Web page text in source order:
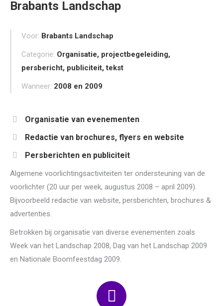
Brabants Landschap
Voor: Brabants Landschap
Categorie: Organisatie, projectbegeleiding,
persbericht, publiciteit, tekst
Wanneer: 2008 en 2009
Organisatie van evenementen
Redactie van brochures, flyers en website
Persberichten en publiciteit
Algemene voorlichtingsactiviteiten ter ondersteuning van de
voorlichter (20 uur per week, augustus 2008 – april 2009).
Bijvoorbeeld redactie van website, persberichten, brochures &
advertenties.
Betrokken bij organisatie van diverse evenementen zoals
Week van het Landschap 2008, Dag van het Landschap 2009
en Nationale Boomfeestdag 2009.